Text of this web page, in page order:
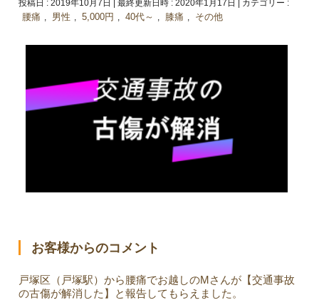
投稿日 : 2019年10月7日 最終更新日時 : 2020年1月17日 カテゴリー :
腰痛 男性 5,000円 40代～ 膝痛 その他
お客様からのコメント
戸塚区（戸塚駅）から腰痛でお越しのMさんが【交通事故
の古傷が解消した】と報告してもらえました。